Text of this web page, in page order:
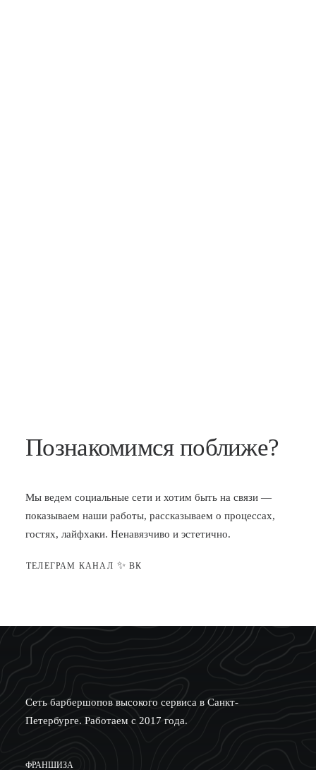
Познакомимся поближе?
Мы ведем социальные сети и хотим быть на связи —
показываем наши работы, рассказываем о процессах,
гостях, лайфхаки. Ненавязчиво и эстетично.
ТЕЛЕГРАМ КАНАЛ ✨ ВК
Сеть барбершопов высокого сервиса в Санкт-
Петербурге. Работаем с 2017 года.
ФРАНШИЗА